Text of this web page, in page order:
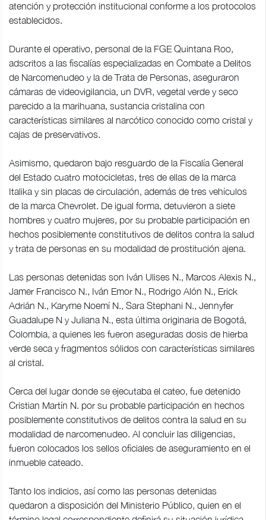
atención y protección institucional conforme a los protocolos
establecidos.
Durante el operativo, personal de la FGE Quintana Roo,
adscritos a las fiscalías especializadas en Combate a Delitos
de Narcomenudeo y la de Trata de Personas, aseguraron
cámaras de videovigilancia, un DVR, vegetal verde y seco
parecido a la marihuana, sustancia cristalina con
características similares al narcótico conocido como cristal y
cajas de preservativos.
Asimismo, quedaron bajo resguardo de la Fiscalía General
del Estado cuatro motocicletas, tres de ellas de la marca
Italika y sin placas de circulación, además de tres vehículos
de la marca Chevrolet. De igual forma, detuvieron a siete
hombres y cuatro mujeres, por su probable participación en
hechos posiblemente constitutivos de delitos contra la salud
y trata de personas en su modalidad de prostitución ajena.
Las personas detenidas son Iván Ulises N., Marcos Alexis N.,
Jamer Francisco N., Iván Emor N., Rodrigo Alón N., Erick
Adrián N., Karyme Noemí N., Sara Stephani N., Jennyfer
Guadalupe N y Juliana N., esta última originaria de Bogotá,
Colombia, a quienes les fueron aseguradas dosis de hierba
verde seca y fragmentos sólidos con características similares
al cristal.
Cerca del lugar donde se ejecutaba el cateo, fue detenido
Cristian Martín N. por su probable participación en hechos
posiblemente constitutivos de delitos contra la salud en su
modalidad de narcomenudeo. Al concluir las diligencias,
fueron colocados los sellos oficiales de aseguramiento en el
inmueble cateado.
Tanto los indicios, así como las personas detenidas
quedaron a disposición del Ministerio Público, quien en el